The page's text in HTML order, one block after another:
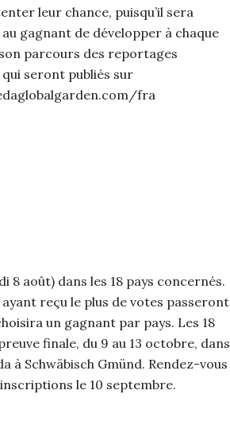
leur chance, puisqu’il sera
gagnant de développer à chaque
parcours des reportages
seront publiés sur
fra
8 août) dans les 18 pays concernés.
reçu le plus de votes passeront
un gagnant par pays. Les 18
finale, du 9 au 13 octobre, dans
à Schwäbisch Gmünd. Rendez-vous
le 10 septembre.